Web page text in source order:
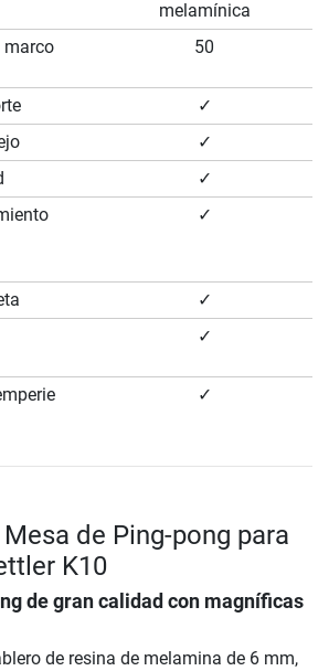
melamínica
marco
50
✓
✓
✓
✓
✓
✓
✓
de Ping-pong para
K10
de gran calidad con magníficas
de resina de melamina de 6 mm,